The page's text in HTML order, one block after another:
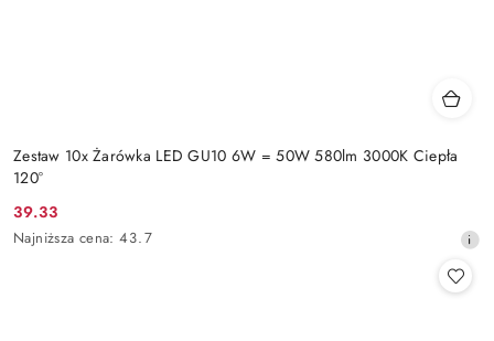
Zestaw 10x Żarówka LED GU10 6W = 50W 580lm 3000K Ciepła
120°
Cena
promocyjna:
39.33
Najniższa
Najniższa cena: 43.7